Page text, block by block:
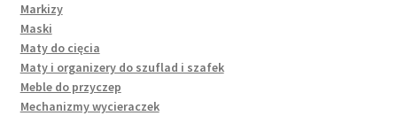
Markizy
Maski
Maty do cięcia
Maty i organizery do szuflad i szafek
Meble do przyczep
Mechanizmy wycieraczek